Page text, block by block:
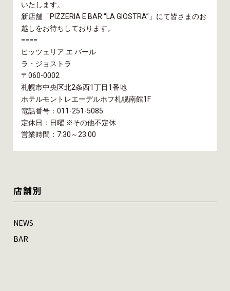
いたします。
新店舗「PIZZERIA E BAR “LA GIOSTRA”」にて皆さまのお
越しをお待ちしております。
====
ピッツェリア エ バール
ラ・ジョストラ
〒060-0002
札幌市中央区北2条西1丁目1番地
ホテルモントレエーデルホフ札幌南館1F
電話番号：011-251-5085
定休日：日曜 ※その他不定休
営業時間：7:30～23:00
店舗別
NEWS
BAR